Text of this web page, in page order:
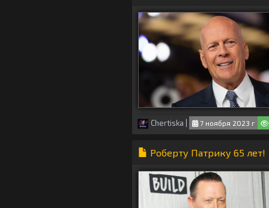
Chertiska 7 ноября 2023 г
Роберту Патрику 65 лет!